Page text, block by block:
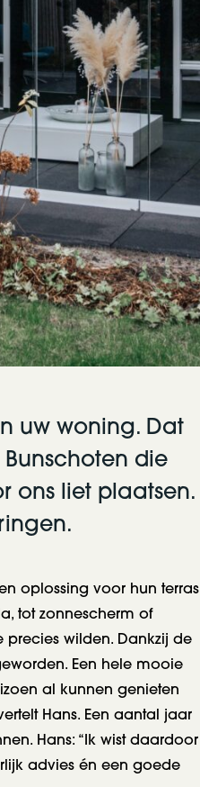
uw woning. Dat
die
ons liet plaatsen.
oplossing voor hun terras
tot zonnescherm of
wilden. Dankzij de
Een hele mooie
al kunnen genieten
Hans. Een aantal jaar
Hans: “Ik wist daardoor
advies én een goede